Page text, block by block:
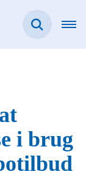
i brug